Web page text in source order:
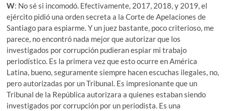
W: No sé si incomodó. Efectivamente, 2017, 2018, y 2019, el
ejército pidió una orden secreta a la Corte de Apelaciones de
Santiago para espiarme. Y un juez bastante, poco criterioso, me
parece, no encontró nada mejor que autorizar que los
investigados por corrupción pudieran espiar mi trabajo
periodístico. Es la primera vez que esto ocurre en América
Latina, bueno, seguramente siempre hacen escuchas ilegales, no,
pero autorizadas por un Tribunal. Es impresionante que un
Tribunal de la República autorizara a quienes estaban siendo
investigados por corrupción por un periodista. Es una